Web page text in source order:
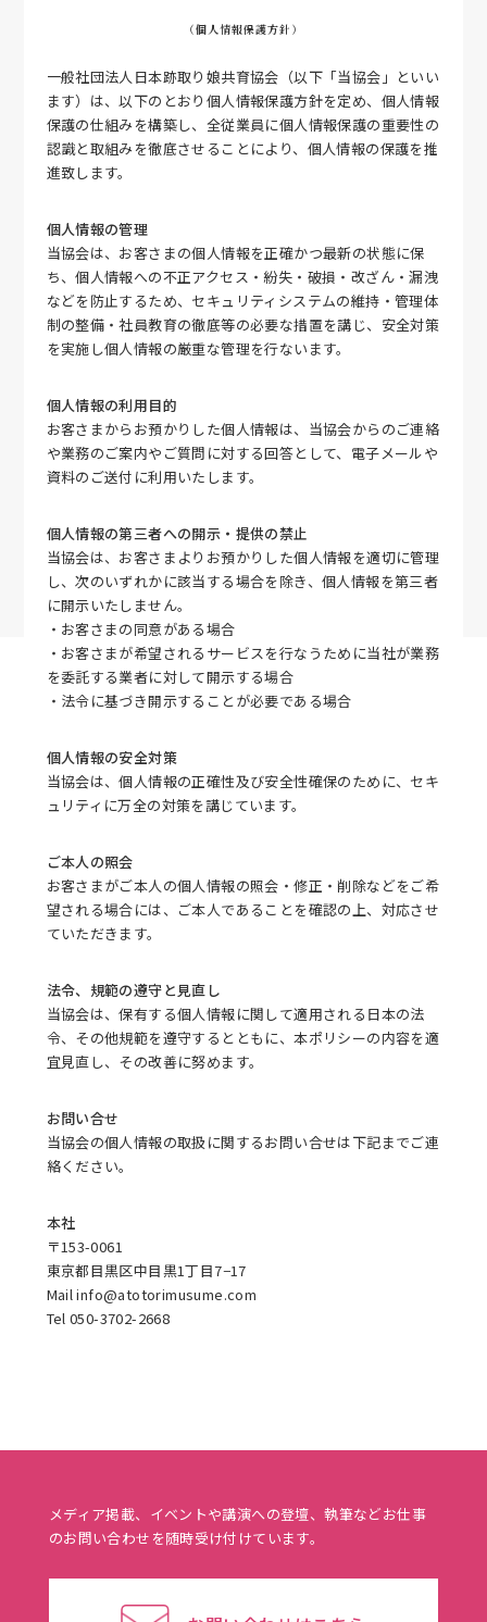
（個人情報保護方針）
一般社団法人日本跡取り娘共育協会（以下「当協会」といい
ます）は、以下のとおり個人情報保護方針を定め、個人情報
保護の仕組みを構築し、全従業員に個人情報保護の重要性の
認識と取組みを徹底させることにより、個人情報の保護を推
進致します。
個人情報の管理
当協会は、お客さまの個人情報を正確かつ最新の状態に保
ち、個人情報への不正アクセス・紛失・破損・改ざん・漏洩
などを防止するため、セキュリティシステムの維持・管理体
制の整備・社員教育の徹底等の必要な措置を講じ、安全対策
を実施し個人情報の厳重な管理を行ないます。
個人情報の利用目的
お客さまからお預かりした個人情報は、当協会からのご連絡
や業務のご案内やご質問に対する回答として、電子メールや
資料のご送付に利用いたします。
個人情報の第三者への開示・提供の禁止
当協会は、お客さまよりお預かりした個人情報を適切に管理
し、次のいずれかに該当する場合を除き、個人情報を第三者
に開示いたしません。
・お客さまの同意がある場合
・お客さまが希望されるサービスを行なうために当社が業務
を委託する業者に対して開示する場合
・法令に基づき開示することが必要である場合
個人情報の安全対策
当協会は、個人情報の正確性及び安全性確保のために、セキ
ュリティに万全の対策を講じています。
ご本人の照会
お客さまがご本人の個人情報の照会・修正・削除などをご希
望される場合には、ご本人であることを確認の上、対応させ
ていただきます。
法令、規範の遵守と見直し
当協会は、保有する個人情報に関して適用される日本の法
令、その他規範を遵守するとともに、本ポリシーの内容を適
宜見直し、その改善に努めます。
お問い合せ
当協会の個人情報の取扱に関するお問い合せは下記までご連
絡ください。
本社
〒153-0061
東京都目黒区中目黒1丁目7−17
Mail info@atotorimusume.com
Tel 050-3702-2668
メディア掲載、イベントや講演への登壇、執筆などお仕事
のお問い合わせを随時受け付けています。